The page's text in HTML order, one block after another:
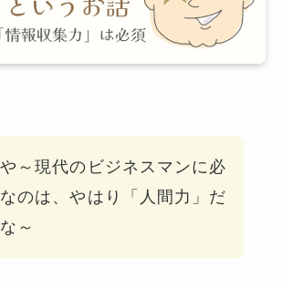
～現代のビジネスマンに必
のは、やはり「人間力」だ
～